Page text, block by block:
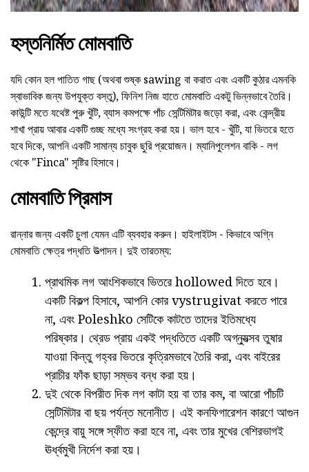
হস্তনির্মিত মোমবাতি
যদি কোন হল পাতিত গাছ (অথবা শুষ্ক sawing বা করাত এবং একটি কুঠার এমনকি
স্বাভাবিক জন্য উপযুক্ত বস্তু), ফিনিশ নিজ হাতে মোমবাতি একটু ভিন্নভাবে তৈরি।
কাউন্টি মতে যথেষ্ট পুরু খুঁটি, ব্যাস কমপক্ষে পাঁচ সেন্টিমিটার জড়ো করা, এবং কেন্দ্রীয়
শাখা প্রায় আবার একটি গুচ্ছ মধ্যে সংগ্রহ করা হয়। ভাল হবে - খুঁটি, যা ভিতরে হতে
হবে দিকে, আপনি একটি সামান্য চাবুক ছুরি প্রয়োজন। ম্যানিপুলেশন বাকি - লগ
থেকে "Finca" সৃষ্টির হিসাবে।
মোমবাতি প্রিমাস
রান্নার জন্য একটি চুলা যেমন এটি ব্যবহার করুন। হাইলাইটস - কিভাবে অগ্নি
মোমবাতি ক্ষেত্র পদ্ধতি উত্পাদন। দুই তারতম্য:
প্রাথমিক লগ আংশিকভাবে ভিতরে hollowed দিতে হবে।
একটি বিকল্প হিসাবে, আপনি কোর vystrugivat করতে পারে
না, এবং Poleshko সেটিকে কাটতে তাদের ইতিমধ্যে
পরিষ্কার। থ্রেড প্রায় একই পদ্ধতিতে একটি অগ্ন্যুত্সব তুষার
যাওয়া কিন্তু গহ্বর ভিতরে কৃত্রিমভাবে তৈরি করা, এবং বাইরের
প্রাচীর ফাঁক ছাড়া সম্ভব বন্ধ করা হয়।
দুই থেকে বিপরীত দিক লগ কাটা হয় বা তার কম, বা আরো পাঁচটি
সেন্টিমিটার বা ছয় পর্যন্ত মনোনীত। এই কনফিগারেশন কারণে আগুন
কেন্দ্রে বায়ু সঙ্গে স্ফীত করা হবে না, এবং তার মুখের বেশিরভাগই
ঊর্ধ্বমুখী নির্দেশ করা হয়।